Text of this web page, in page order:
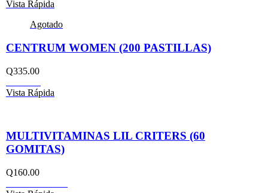
Vista Rápida
Agotado
CENTRUM WOMEN (200 PASTILLAS)
Q335.00
Vista Rápida
MULTIVITAMINAS LIL CRITERS (60
GOMITAS)
Q160.00